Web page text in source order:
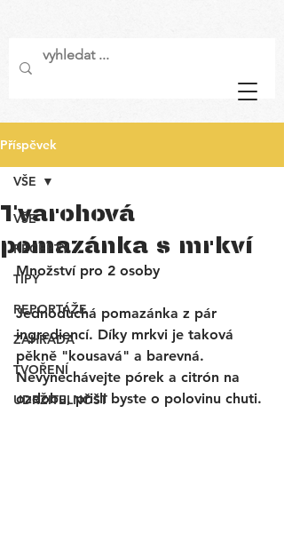
Příspěvek
VŠE
RECEPTY
TIPY
REPORTÁŽE
ZAHRADA
TVOŘENÍ
UDRŽITELNOST
VŠE
Tvarohová
pomazánka s mrkví
Množství pro 2 osoby
Jednoduchá pomazánka z pár
ingrediencí. Díky mrkvi je taková
pěkně "kousavá" a barevná.
Nevynechávejte pórek a citrón na
ozdobu, přišli byste o polovinu chuti.